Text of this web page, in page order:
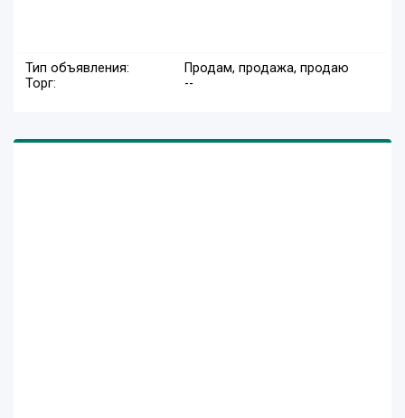
Тип объявления:
Продам, продажа, продаю
Торг:
--